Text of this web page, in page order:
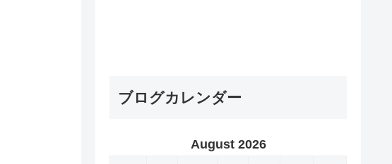
ブログカレンダー
August 2026